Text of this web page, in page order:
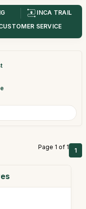
INCA TRAIL
SERVICE
Page 1 of 1 1